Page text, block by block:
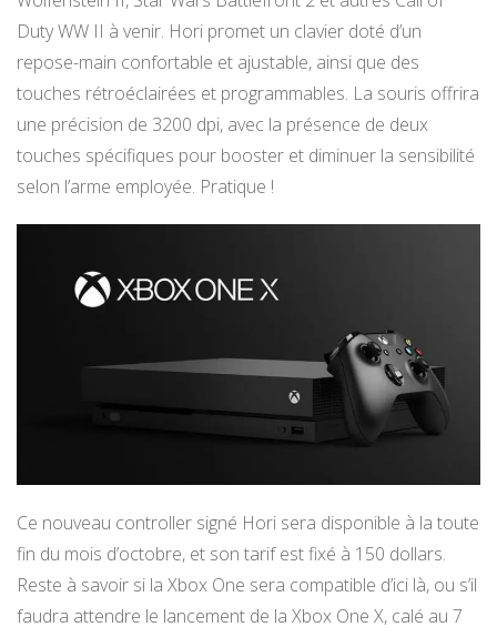
Duty WW II à venir. Hori promet un clavier doté d’un
repose-main confortable et ajustable, ainsi que des
touches rétroéclairées et programmables. La souris offrira
une précision de 3200 dpi, avec la présence de deux
touches spécifiques pour booster et diminuer la sensibilité
selon l’arme employée. Pratique !
Ce nouveau controller signé Hori sera disponible à la toute
fin du mois d’octobre, et son tarif est fixé à 150 dollars.
Reste à savoir si la Xbox One sera compatible d’ici là, ou s’il
faudra attendre le lancement de la Xbox One X, calé au 7